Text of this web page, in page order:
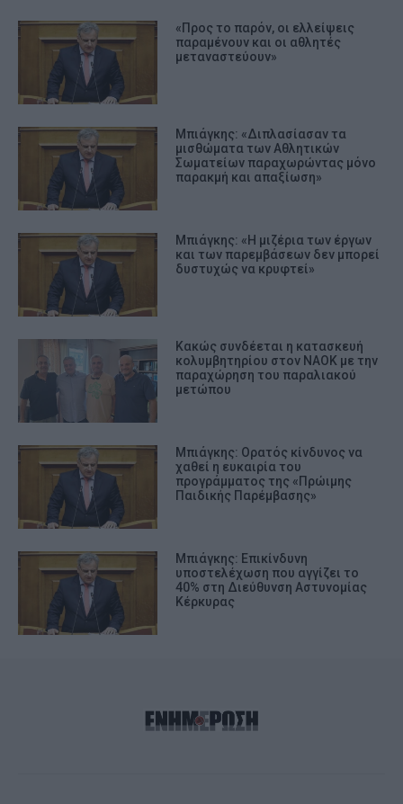
«Προς το παρόν, οι ελλείψεις
παραμένουν και οι αθλητές
μεταναστεύουν»
Μπιάγκης: «Διπλασίασαν τα
μισθώματα των Αθλητικών
Σωματείων παραχωρώντας μόνο
παρακμή και απαξίωση»
Μπιάγκης: «Η μιζέρια των έργων
και των παρεμβάσεων δεν μπορεί
δυστυχώς να κρυφτεί»
Κακώς συνδέεται η κατασκευή
κολυμβητηρίου στον ΝΑΟΚ με την
παραχώρηση του παραλιακού
μετώπου
Μπιάγκης: Ορατός κίνδυνος να
χαθεί η ευκαιρία του
προγράμματος της «Πρώιμης
Παιδικής Παρέμβασης»
Μπιάγκης: Επικίνδυνη
υποστελέχωση που αγγίζει το
40% στη Διεύθυνση Αστυνομίας
Κέρκυρας